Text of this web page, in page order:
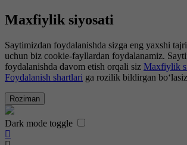
Maxfiylik siyosati
Saytimizdan foydalanishda sizga eng yaxshi
uchun biz cookie-fayllardan foydalanamiz.
foydalanishda davom etish orqali siz Maxfiylik
Foydalanish shartlari ga rozilik bildirgan
Roziman
Dark mode toggle